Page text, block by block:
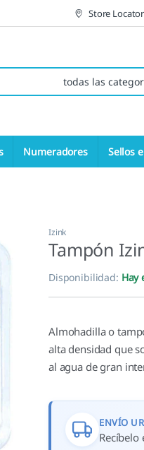
Store Locator
Numeradores Sellos
Izink
Tampón
Disponibilidad: Hay
Almohadilla o
alta densidad que
al agua de gran
ENVÍO